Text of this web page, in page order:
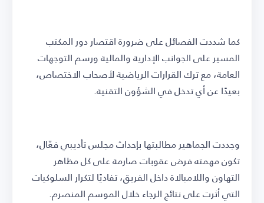
كما شددت الفصائل على ضرورة اقتصار دور المكتب
المسير على الجوانب الإدارية والمالية ورسم التوجهات
العامة، مع ترك القرارات الرياضية لأصحاب الاختصاص،
بعيدًا عن أي تدخل في الشؤون التقنية.
وجددت الجماهير مطالبتها بإحداث مجلس تأديبي فعّال،
تكون مهمته فرض عقوبات صارمة على كل مظاهر
التهاون واللامبالاة داخل الفريق، تفاديًا لتكرار السلوكيات
التي أثرت على نتائج الرجاء خلال الموسم المنصرم.